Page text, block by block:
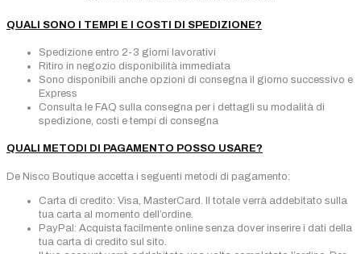
QUALI SONO I TEMPI E I COSTI DI SPEDIZIONE?
Spedizione entro 2-3 giorni lavorativi
Ritiro in negozio disponibilità immediata
Sono disponibili anche opzioni di consegna il giorno successivo e
Express
Consulta le FAQ sulla consegna per i dettagli su modalità di
spedizione, costi e tempi di consegna
QUALI METODI DI PAGAMENTO POSSO USARE?
De Nisco Boutique accetta i seguenti metodi di pagamento:
Carta di credito: Visa, MasterCard. Il totale verrà addebitato sulla
tua carta al momento dell’ordine.
PayPal: Acquista facilmente online senza dover inserire i dati della
tua carta di credito sul sito.